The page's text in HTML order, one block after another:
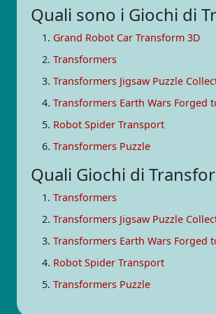
Quali sono i Giochi di
Grand Robot Car Transform 3D
Transformers
Transformers Jigsaw Puzzle
Transformers Earth Wars Forged
Robot Spider Transport
Transformers Puzzle
Quali Giochi di
Transformers
Transformers Jigsaw Puzzle
Transformers Earth Wars Forged
Robot Spider Transport
Transformers Puzzle